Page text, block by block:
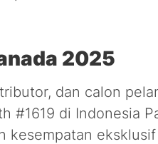
2025
dan calon
#1619 di Indonesia
kesempatan eksklusif